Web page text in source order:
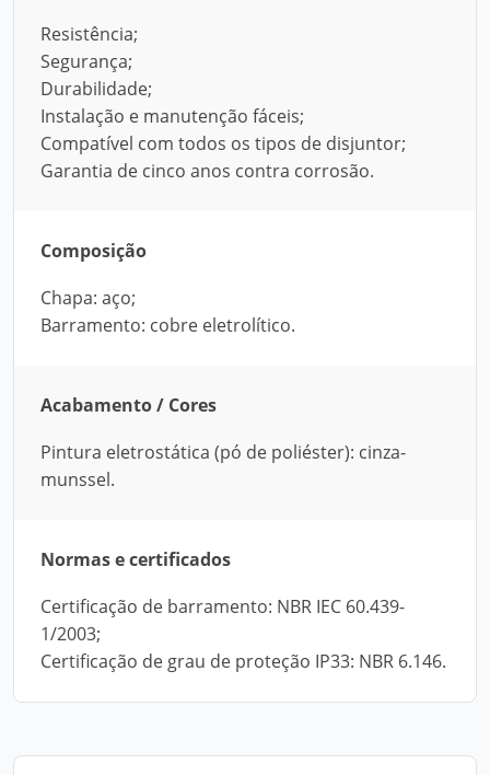
Resistência;
Segurança;
Durabilidade;
Instalação e manutenção fáceis;
Compatível com todos os tipos de disjuntor;
Garantia de cinco anos contra corrosão.
Composição
Chapa: aço;
Barramento: cobre eletrolítico.
Acabamento / Cores
Pintura eletrostática (pó de poliéster): cinza-
munssel.
Normas e certificados
Certificação de barramento: NBR IEC 60.439-
1/2003;
Certificação de grau de proteção IP33: NBR 6.146.